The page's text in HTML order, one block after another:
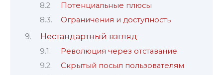
Потенциальные плюсы
Ограничения и доступность
Нестандартный взгляд
Революция через отставание
Скрытый посыл пользователям